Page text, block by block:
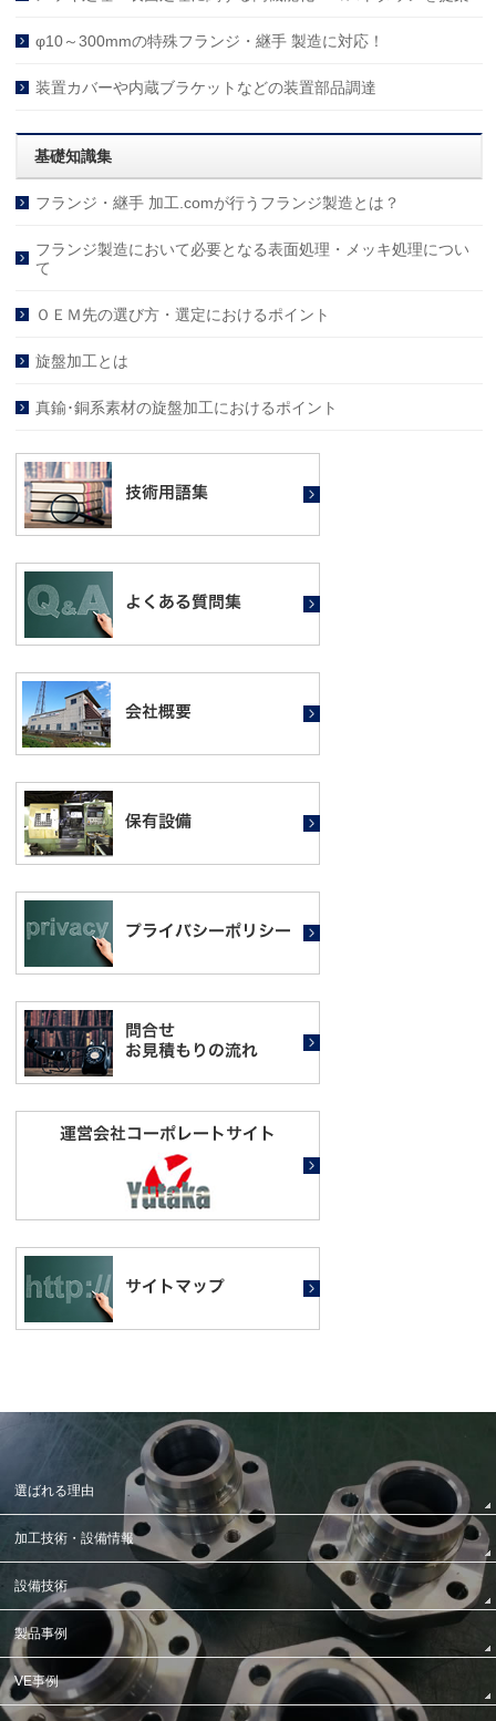
φ10～300mmの特殊フランジ・継手 製造に対応！
装置カバーや内蔵ブラケットなどの装置部品調達
基礎知識集
フランジ・継手 加工.comが行うフランジ製造とは？
フランジ製造において必要となる表面処理・メッキ処理につい
て
ＯＥＭ先の選び方・選定におけるポイント
旋盤加工とは
真鍮･銅系素材の旋盤加工におけるポイント
選ばれる理由
加工技術・設備情報
設備技術
製品事例
VE事例